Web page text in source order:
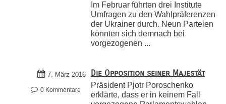
Im Februar führten drei Institute
Umfragen zu den Wahlpräferenzen
der Ukrainer durch. Neun Parteien
könnten sich demnach bei
vorgezogenen ...
7. März 2016
0 Kommentare
Die Opposition seiner Majestät
Präsident Pjotr Poroschenko
erklärte, dass er in keinem Fall